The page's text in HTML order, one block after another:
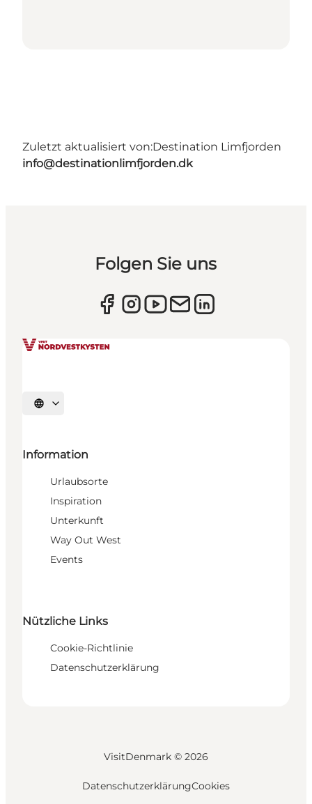
Zuletzt aktualisiert von:Destination Limfjorden
info@destinationlimfjorden.dk
Folgen Sie uns
Sprache auswählen
Information
Urlaubsorte
Inspiration
Unterkunft
Way Out West
Events
Nützliche Links
Cookie-Richtlinie
Datenschutzerklärung
VisitDenmark © 2026
DatenschutzerklärungCookies